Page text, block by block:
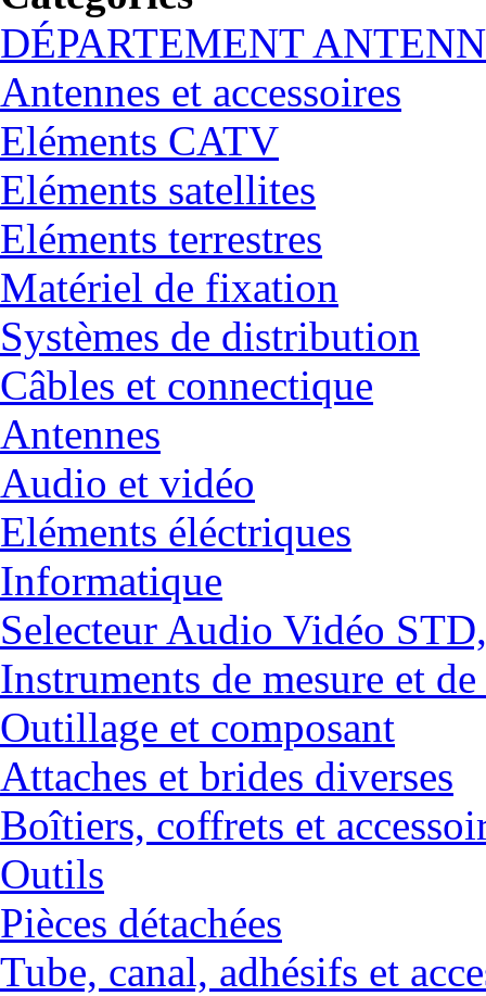
DÉPARTEMENT
Antennes et accessoires
Eléments CATV
Eléments satellites
Eléments terrestres
Matériel de fixation
Systèmes de distribution
Câbles et connectique
Antennes
Audio et vidéo
Eléments éléctriques
Informatique
Selecteur Audio Vidéo
Instruments de mesure et
Outillage et composant
Attaches et brides diverses
Boîtiers, coffrets et
Outils
Pièces détachées
Tube, canal, adhésifs et